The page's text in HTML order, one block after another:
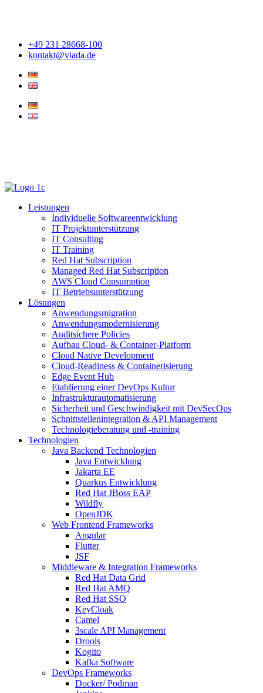
+49 231 28668-100
kontakt@viada.de
Leistungen
Individuelle Softwareentwicklung
IT Projektunterstützung
IT Consulting
IT Training
Red Hat Subscription
Managed Red Hat Subscription
AWS Cloud Consumption
IT Betriebsunterstützung
Lösungen
Anwendungsmigration
Anwendungsmodernisierung
Auditsichere Policies
Aufbau Cloud- & Container-Platform
Cloud Native Development
Cloud-Readiness & Containerisierung
Edge Event Hub
Etablierung einer DevOps Kultur
Infrastrukturautomatisierung
Sicherheit und Geschwindigkeit mit DevSecOps
Schnittstellenintegration & API Management
Technologieberatung und -training
Technologien
Java Backend Technologien
Java Entwicklung
Jakarta EE
Quarkus Entwicklung
Red Hat JBoss EAP
Wildfly
OpenJDK
Web Frontend Frameworks
Angular
Flutter
JSF
Middleware & Integration Frameworks
Red Hat Data Grid
Red Hat AMQ
Red Hat SSO
KeyCloak
Camel
3scale API Management
Drools
Kogito
Kafka Software
DevOps Frameworks
Docker/ Podman